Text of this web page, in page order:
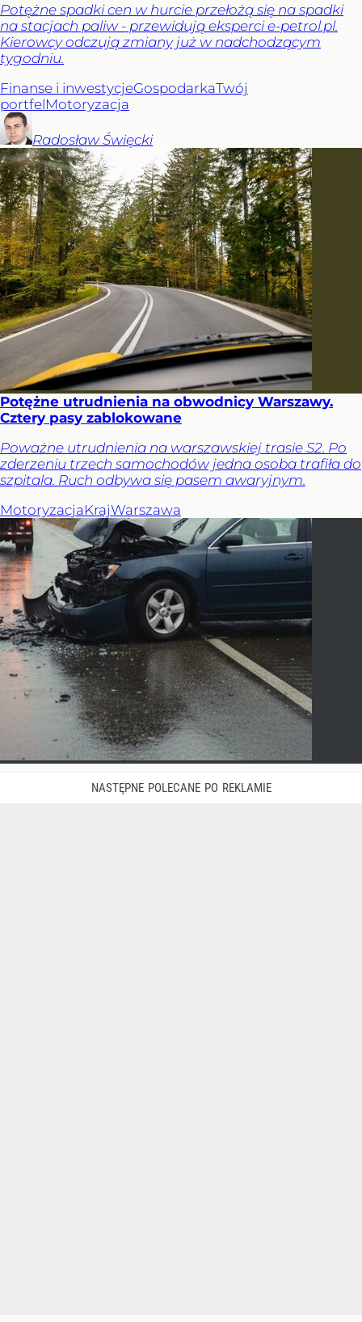
Potężne spadki cen w hurcie przełożą się na spadki
na stacjach paliw - przewidują eksperci e-petrol.pl.
Kierowcy odczują zmiany już w nadchodzącym
tygodniu.
Finanse i inwestycjeGospodarkaTwój
portfelMotoryzacja
Radosław Święcki
Potężne utrudnienia na obwodnicy Warszawy.
Cztery pasy zablokowane
Poważne utrudnienia na warszawskiej trasie S2. Po
zderzeniu trzech samochodów jedna osoba trafiła do
szpitala. Ruch odbywa się pasem awaryjnym.
MotoryzacjaKrajWarszawa